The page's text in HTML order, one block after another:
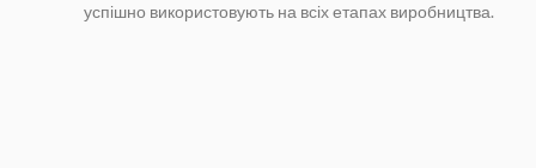
успішно використовують на всіх етапах виробництва.